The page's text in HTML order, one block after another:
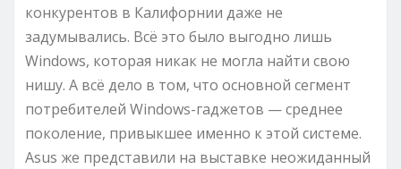
конкурентов в Калифорнии даже не
задумывались. Всё это было выгодно лишь
Windows, которая никак не могла найти свою
нишу. А всё дело в том, что основной сегмент
потребителей Windows-гаджетов — среднее
поколение, привыкшее именно к этой системе.
Asus же представили на выставке неожиданный